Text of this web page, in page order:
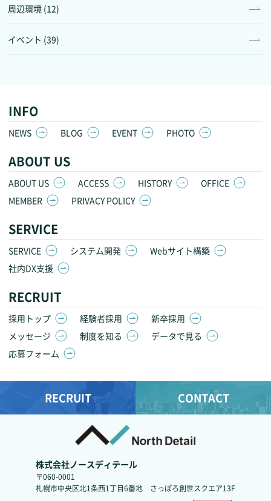
周辺環境 (12)
イベント (39)
INFO
NEWS BLOG EVENT PHOTO
ABOUT US
ABOUT US ACCESS HISTORY
OFFICE
MEMBER
PRIVACY POLICY
SERVICE
SERVICE システム開発
Webサイト構築
社内DX支援
RECRUIT
採用トップ 経験者採用
新卒採用
メッセージ
制度を知る
データで見る
応募フォーム
RECRUIT CONTACT
株式会社ノースディテール
〒060-0001
札幌市中央区北1条西1丁目6番地
さっぽろ創世スクエア13F